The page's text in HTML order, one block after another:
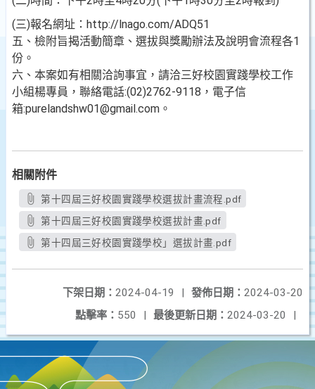
(三)報名網址：http://lnago.com/ADQ51
五、檢附旨揭活動簡章、選拔與獎勵辦法及說明會流程各1
份。
六、本案如有相關洽詢事宜，請洽三好校園實踐學校工作
小組楊專員，聯絡電話:(02)2762-9118，電子信
箱:purelandshw01@gmail.com。
相關附件
第十四屆三好校園實踐學校選拔計畫流程.pdf
第十四屆三好校園實踐學校選拔計畫.pdf
第十四屆三好校園實踐學校」選拔計畫.pdf
發佈日期： 2024-03-20
下架日期： 2024-04-19
|
最後更新日期： 2024-03-20 |
點擊率： 550 |